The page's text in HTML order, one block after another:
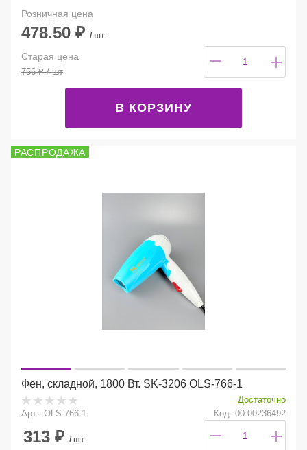
Розничная цена
478.50 ₽ / шт
Старая цена
756₽/ шт
В КОРЗИНУ
РАСПРОДАЖА
Фен, складной, 1800 Вт. SK-3206 OLS-766-1
Достаточно
Арт.: OLS-766-1
Код: 00-00236492
313 ₽ / шт